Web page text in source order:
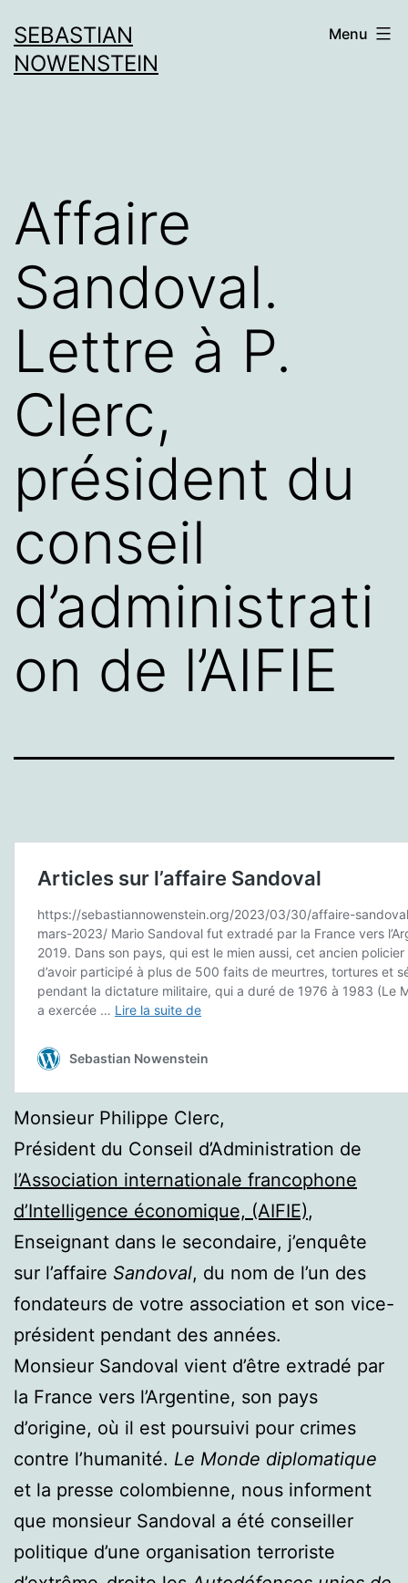
au
contenu
SEBASTIAN
NOWENSTEIN
Menu
Affaire
Sandoval.
Lettre à P.
Clerc,
président du
conseil
d’administrati
on de l’AIFIE
Monsieur Philippe Clerc,
Président du Conseil d’Administration de
l’Association internationale francophone
d’Intelligence économique, (AIFIE),
Enseignant dans le secondaire, j’enquête
sur l’affaire Sandoval, du nom de l’un des
fondateurs de votre association et son vice-
président pendant des années.
Monsieur Sandoval vient d’être extradé par
la France vers l’Argentine, son pays
d’origine, où il est poursuivi pour crimes
contre l’humanité. Le Monde diplomatique
et la presse colombienne, nous informent
que monsieur Sandoval a été conseiller
politique d’une organisation terroriste